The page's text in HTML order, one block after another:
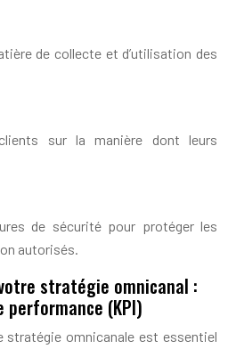
de collecte et d’utilisation des
sur la manière dont leurs
de sécurité pour protéger les
autorisés.
stratégie omnicanal :
(KPI)
stratégie omnicanale est essentiel